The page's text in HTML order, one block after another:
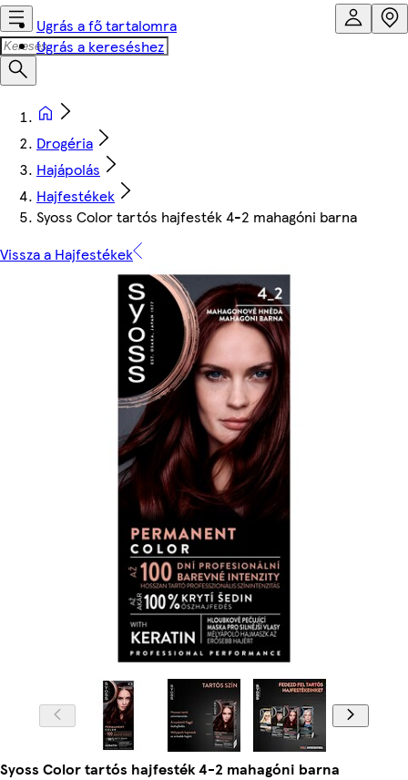
Ugrás a fő tartalomra
Ugrás a kereséshez
Drogéria
Hajápolás
Hajfestékek
Syoss Color tartós hajfesték 4-2 mahagóni barna
Vissza a Hajfestékek
Syoss Color tartós hajfesték 4-2 mahagóni barna